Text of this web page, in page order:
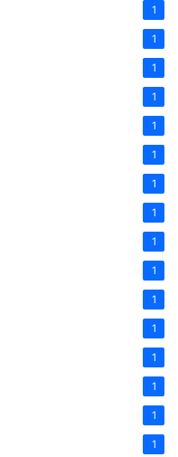
1
1
1
1
1
1
1
1
1
1
1
1
1
1
1
1